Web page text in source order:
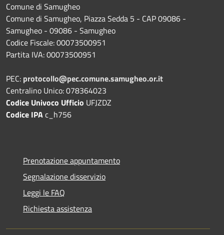
Comune di Samugheo
Comune di Samugheo, Piazza Sedda 5 - CAP 09086 -
Samugheo - 09086 - Samugheo
Codice Fiscale: 00073500951
Partita IVA: 00073500951
PEC: protocollo@pec.comune.samugheo.or.it
Centralino Unico: 078364023
Codice Univoco Ufficio UFJZDZ
Codice IPAc_h756
Prenotazione appuntamento
Segnalazione disservizio
Leggi le FAQ
Richiesta assistenza